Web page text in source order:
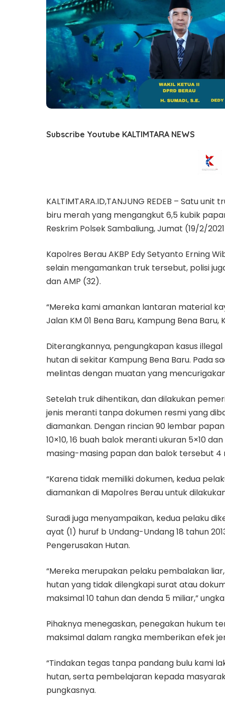
Subscribe Youtube KALTIMTARA NEWS
KALTIMTARA.ID,TANJUNG REDEB – Satu
biru merah yang mengangkut 6,5 kubik
Reskrim Polsek Sambaliung, Jumat (19/2/
Kapolres Berau AKBP Edy Setyanto Erning
selain mengamankan truk tersebut, polisi
dan AMP (32).
“Mereka kami amankan lantaran material
Jalan KM 01 Bena Baru, Kampung Bena
Diterangkannya, pengungkapan kasus
hutan di sekitar Kampung Bena Baru. Pada
melintas dengan muatan yang
Setelah truk dihentikan, dan dilakukan
jenis meranti tanpa dokumen resmi yang
diamankan. Dengan rincian 90 lembar
10×10, 16 buah balok meranti ukuran 5×10
masing-masing papan dan balok tersebut 4
“Karena tidak memiliki dokumen, kedua
diamankan di Mapolres Berau untuk
Suradi juga menyampaikan, kedua pelaku
ayat (1) huruf b Undang-Undang 18 tahun
Pengerusakan Hutan.
“Mereka merupakan pelaku pembalakan
hutan yang tidak dilengkapi surat atau
maksimal 10 tahun dan denda 5 miliar,”
Pihaknya menegaskan, penegakan hukum
maksimal dalam rangka memberikan efek
“Tindakan tegas tanpa pandang bulu kami
hutan, serta pembelajaran kepada
pungkasnya.